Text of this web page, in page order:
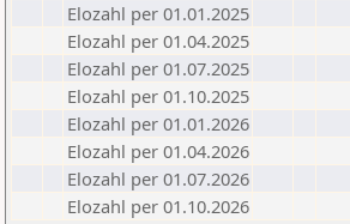
Elozahl per 01.01.2025
Elozahl per 01.04.2025
Elozahl per 01.07.2025
Elozahl per 01.10.2025
Elozahl per 01.01.2026
Elozahl per 01.04.2026
Elozahl per 01.07.2026
Elozahl per 01.10.2026